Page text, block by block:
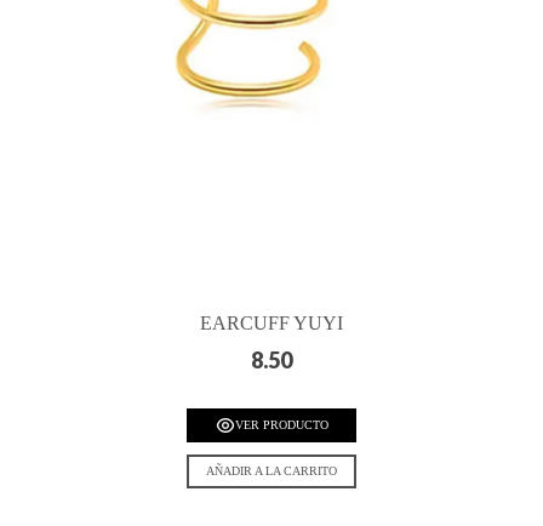
EARCUFF YUYI
8.50
VER PRODUCTO
AÑADIR A LA CARRITO